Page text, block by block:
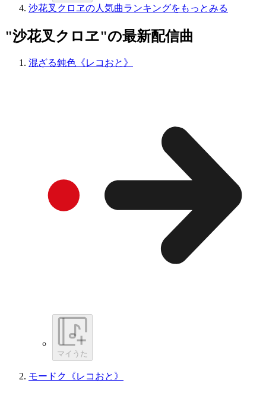
沙花叉クロヱの人気曲ランキングをもっとみる
"沙花叉クロヱ"の最新配信曲
混ざる鈍色《レコおと》
マイうた
モードク《レコおと》